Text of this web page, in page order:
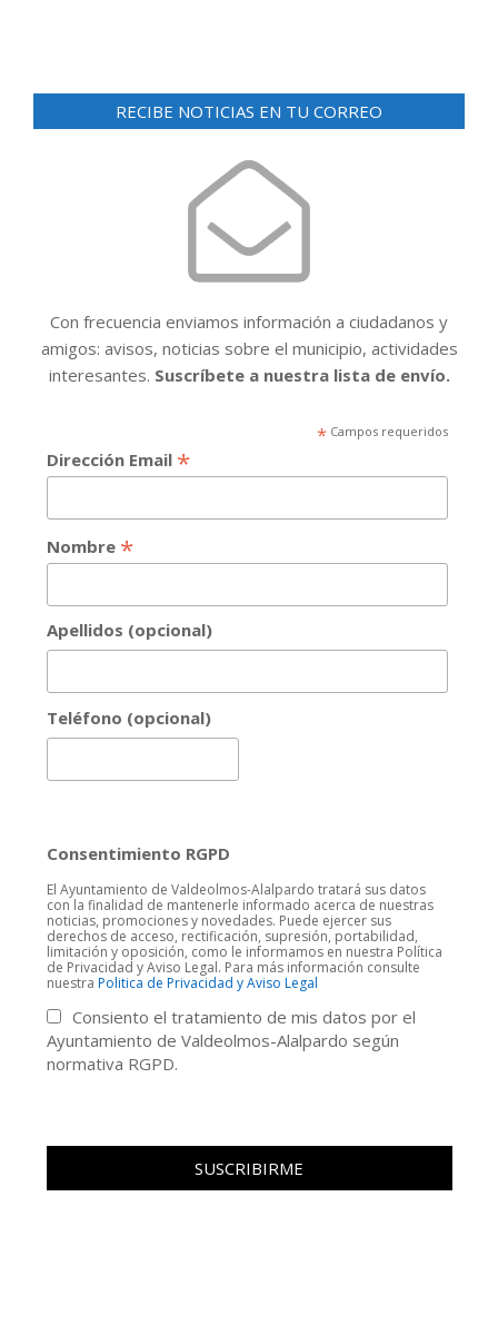
RECIBE NOTICIAS EN TU CORREO
Con frecuencia enviamos información a ciudadanos y
amigos: avisos, noticias sobre el municipio, actividades
interesantes. Suscríbete a nuestra lista de envío.
*Campos requeridos
Dirección Email *
Nombre *
Apellidos (opcional)
Teléfono (opcional)
Consentimiento RGPD
El Ayuntamiento de Valdeolmos-Alalpardo tratará sus datos
con la finalidad de mantenerle informado acerca de nuestras
noticias, promociones y novedades. Puede ejercer sus
derechos de acceso, rectificación, supresión, portabilidad,
limitación y oposición, como le informamos en nuestra Política
de Privacidad y Aviso Legal. Para más información consulte
nuestra Politica de Privacidad y Aviso Legal
Consiento el tratamiento de mis datos por el
Ayuntamiento de Valdeolmos-Alalpardo según
normativa RGPD.